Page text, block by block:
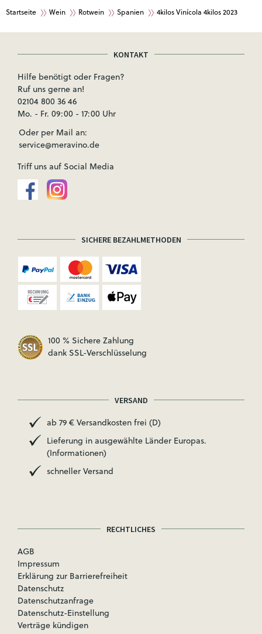
Startseite Wein Rotwein Spanien 4kilos Vinícola 4kilos 2023
KONTAKT
Hilfe benötigt oder Fragen?
Ruf uns gerne an!
02104 800 36 46
Mo. - Fr. 09:00 - 17:00 Uhr
Oder per Mail an:
service@meravino.de
Triff uns auf Social Media
SICHERE BEZAHLMETHODEN
100 % Sichere Zahlung
dank SSL-Verschlüsselung
VERSAND
ab 79 € Versandkosten frei (D)
Lieferung in ausgewählte Länder Europas.
(Informationen)
schneller Versand
RECHTLICHES
AGB
Impressum
Erklärung zur Barrierefreiheit
Datenschutz
Datenschutzanfrage
Datenschutz-Einstellung
Verträge kündigen